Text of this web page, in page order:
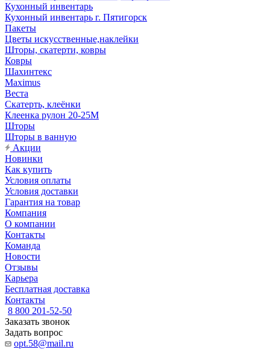
Кухонный инвентарь
Кухонный инвентарь г. Пятигорск
Пакеты
Цветы искусственные,наклейки
Шторы, скатерти, ковры
Ковры
Шахинтекс
Maximus
Веста
Скатерть, клеёнки
Клеенка рулон 20-25М
Шторы
Шторы в ванную
Акции
Новинки
Как купить
Условия оплаты
Условия доставки
Гарантия на товар
Компания
О компании
Контакты
Команда
Новости
Отзывы
Карьера
Бесплатная доставка
Контакты
8 800 201-52-50
Заказать звонок
Задать вопрос
opt.58@mail.ru